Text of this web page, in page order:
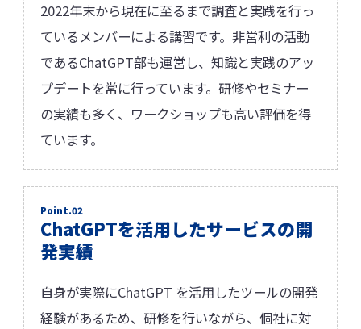
2022年末から現在に至るまで調査と実践を行っ
ているメンバーによる講習です。非営利の活動
であるChatGPT部も運営し、知識と実践のアッ
プデートを常に行っています。研修やセミナー
の実績も多く、ワークショップも高い評価を得
ています。​
Point.02
ChatGPTを活用したサービスの開
発実績​
自身が実際にChatGPT を活用したツールの開発
経験があるため、研修を行いながら、個社に対